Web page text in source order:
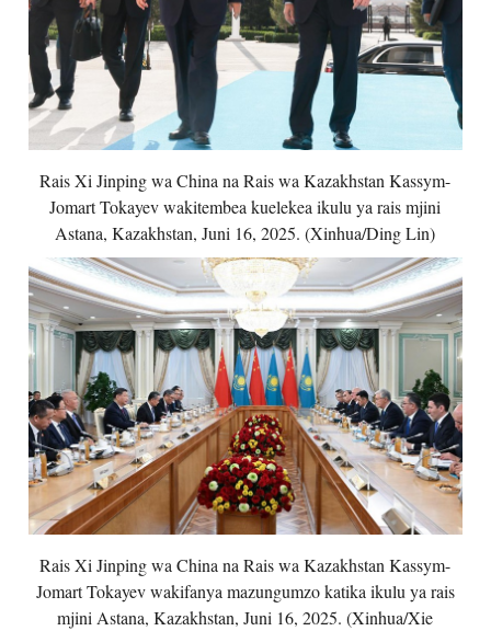
Rais Xi Jinping wa China na Rais wa Kazakhstan Kassym-
Jomart Tokayev wakitembea kuelekea ikulu ya rais mjini
Astana, Kazakhstan, Juni 16, 2025. (Xinhua/Ding Lin)
Rais Xi Jinping wa China na Rais wa Kazakhstan Kassym-
Jomart Tokayev wakifanya mazungumzo katika ikulu ya rais
mjini Astana, Kazakhstan, Juni 16, 2025. (Xinhua/Xie